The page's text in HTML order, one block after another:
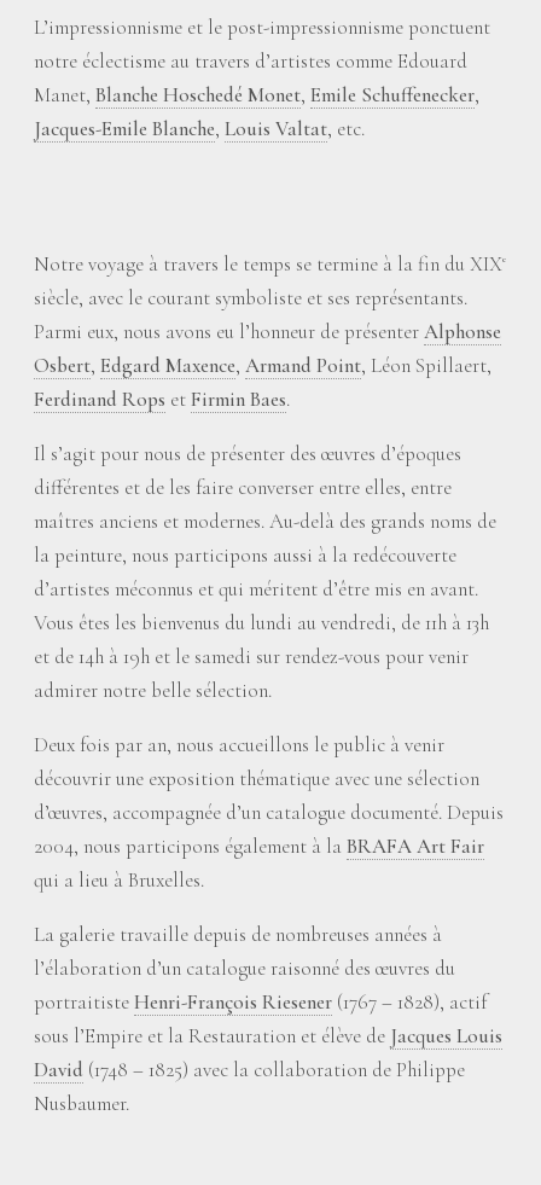
L’impressionnisme et le post-impressionnisme ponctuent
notre éclectisme au travers d’artistes comme Edouard
Manet, Blanche Hoschedé Monet, Emile Schuffenecker,
Jacques-Emile Blanche, Louis Valtat, etc.
Notre voyage à travers le temps se termine à la fin du XIXe
siècle, avec le courant symboliste et ses représentants.
Parmi eux, nous avons eu l’honneur de présenterAlphonse
Osbert, Edgard Maxence, Armand Point, Léon Spillaert,
Ferdinand Rops etFirmin Baes.
Il s’agit pour nous de présenter des œuvres d’époques
différentes et de les faire converser entre elles, entre
maîtres anciens et modernes. Au-delà des grands noms de
la peinture, nous participons aussi à la redécouverte
d’artistes méconnus et qui méritent d’être mis en avant.
Vous êtes les bienvenus du lundi au vendredi, de 11h à 13h
et de 14h à 19h et le samedi sur rendez-vous pour venir
admirer notre belle sélection.
Deux fois par an, nous accueillons le public à venir
découvrir une exposition thématique avec une sélection
d’œuvres, accompagnée d’un catalogue documenté. Depuis
2004, nous participons également à la BRAFA Art Fair
qui a lieu à Bruxelles.
La galerie travaille depuis de nombreuses années à
l’élaboration d’un catalogue raisonné des œuvres du
portraitisteHenri-François Riesener (1767 – 1828), actif
sous l’Empire et la Restauration et élève de Jacques Louis
David (1748 – 1825) avec la collaboration de Philippe
Nusbaumer.